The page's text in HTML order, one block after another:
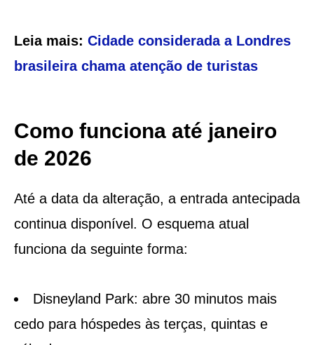
Leia mais: Cidade considerada a Londres
brasileira chama atenção de turistas
Como funciona até janeiro
de 2026
Até a data da alteração, a entrada antecipada
continua disponível. O esquema atual
funciona da seguinte forma:
Disneyland Park: abre 30 minutos mais
cedo para hóspedes às terças, quintas e